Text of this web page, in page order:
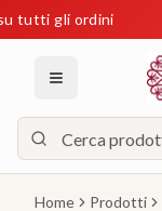
gli ordini
Home Prodotti